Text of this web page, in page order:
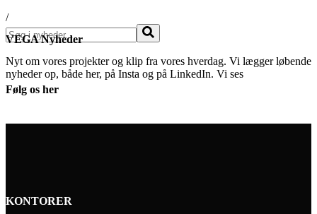
/
Søg
VEGA Nyheder
Nyt om vores projekter og klip fra vores hverdag. Vi lægger løbende
nyheder op, både her, på Insta og på LinkedIn. Vi ses
Følg os her
KONTORER